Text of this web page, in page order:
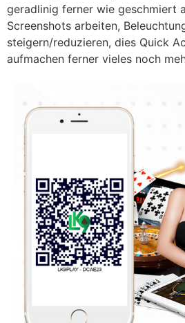
geradlinig ferner wie geschmiert
Screenshots arbeiten,
steigern/reduzieren, dies Quick
aufmachen ferner vieles noch